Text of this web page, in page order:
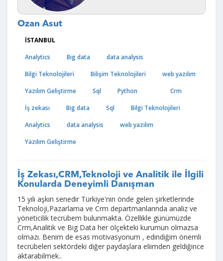
Ozan Asut
İSTANBUL
Analytics
Big data
data analysis
Bilgi Teknolojileri
Bilişim Teknolojileri
web yazılım
Yazılım Geliştirme
Sql Python
Crm
İş zekası
Big data Sql
Bilgi Teknolojileri
Analytics
data analysis
web yazılım
Yazılım Geliştirme
İş Zekası,CRM,Teknoloji ve Analitik ile İlgili
Konularda Deneyimli Danışman
15 yılı aşkın senedir Türkiye'nin önde gelen şirketlerinde
Teknoloji,Pazarlama ve Crm departmanlarında analiz ve
yöneticilik tecrübem bulunmakta. Özellikle günümüzde
Crm,Analitik ve Big Data her ölçekteki kurumun olmazsa
olmazı. Benim de esas motivasyonum , edindiğim önemli
tecrübeleri sektördeki diğer paydaşlara eliimden geldiğince
aktarabilmek..